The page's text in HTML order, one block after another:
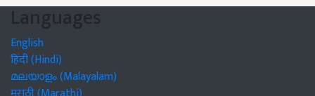
Languages
English
हिंदी (Hindi)
മലയാളം (Malayalam)